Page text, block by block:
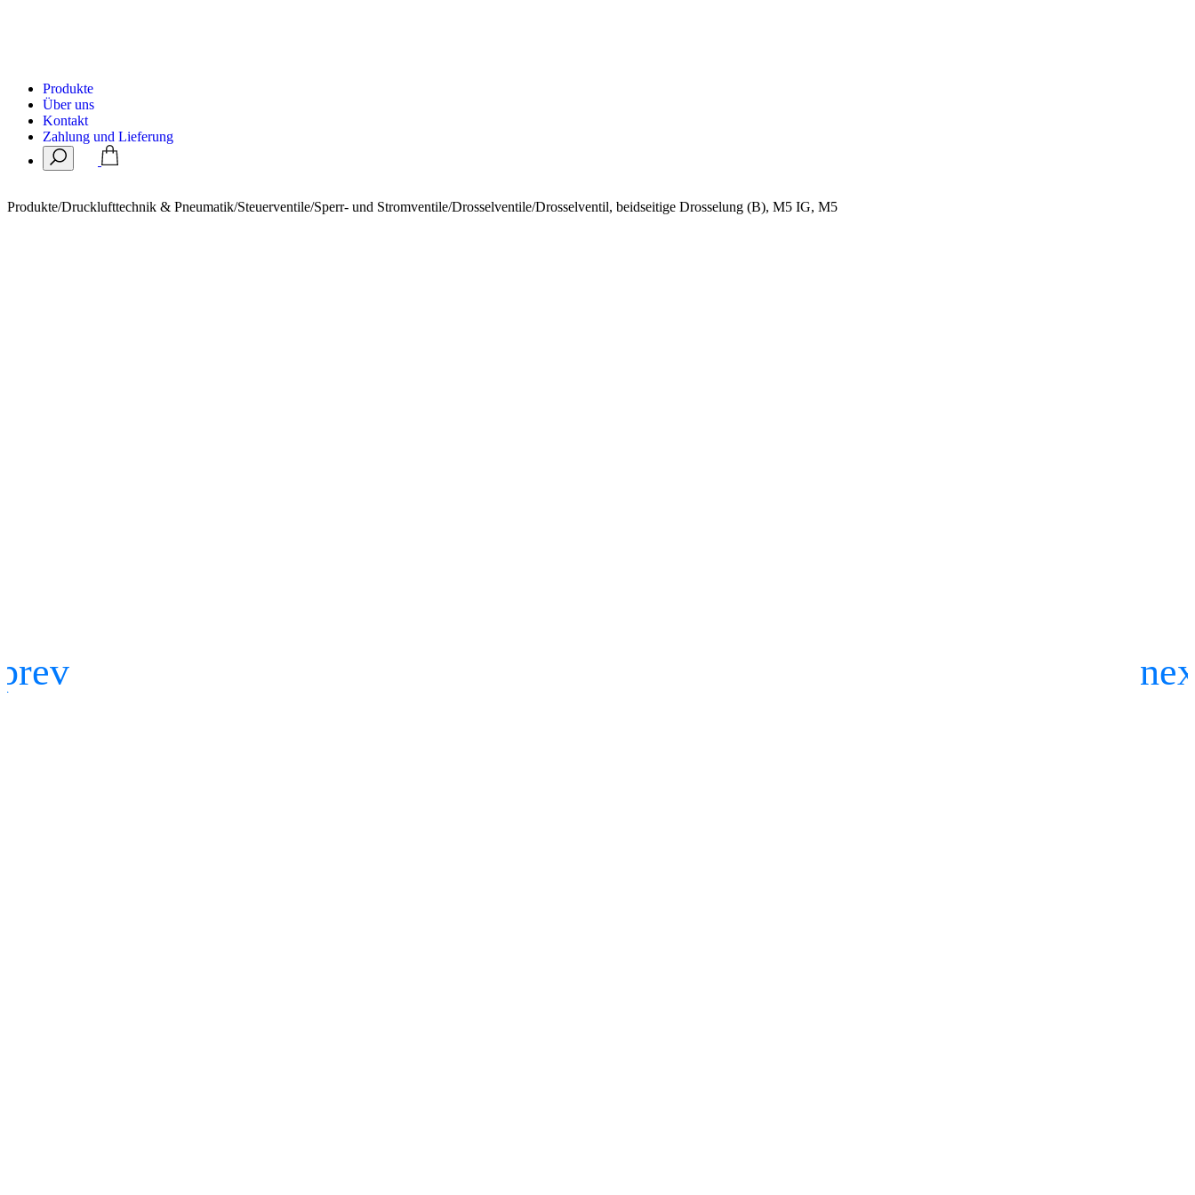
Produkte
Über uns
Kontakt
Zahlung und Lieferung
Produkte/Drucklufttechnik & Pneumatik/Steuerventile/Sperr- und Stromventile/Drosselventile/Drosselventil, beidseitige Drosselung (B), M5 IG, M5